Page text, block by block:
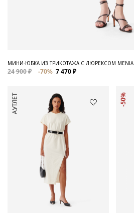
МИНИ-ЮБКА ИЗ ТРИКОТАЖА С ЛЮРЕКСОМ MENIA
24 900 ₽ -70% 7 470 ₽
АУТЛЕТ -50%